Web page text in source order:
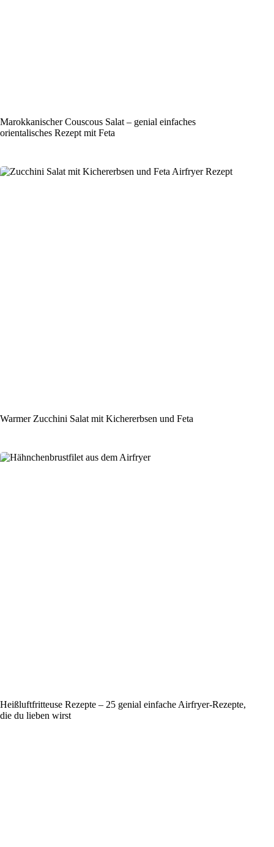
Marokkanischer Couscous Salat – genial einfaches
orientalisches Rezept mit Feta
Warmer Zucchini Salat mit Kichererbsen und Feta
Heißluftfritteuse Rezepte – 25 genial einfache Airfryer-Rezepte,
die du lieben wirst